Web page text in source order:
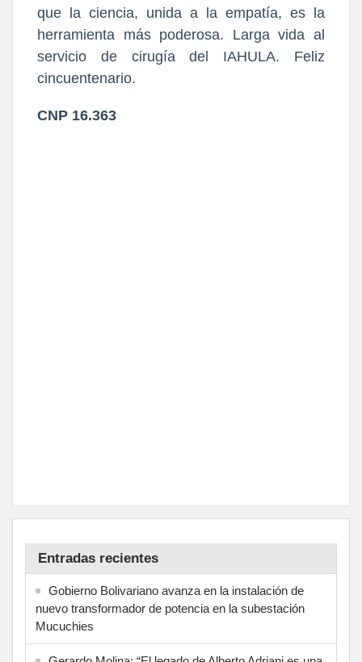
que la ciencia, unida a la empatía, es la
herramienta más poderosa. Larga vida al
servicio de cirugía del IAHULA. Feliz
cincuentenario.
CNP 16.363
Entradas recientes
Gobierno Bolivariano avanza en la instalación de
nuevo transformador de potencia en la subestación
Mucuchies